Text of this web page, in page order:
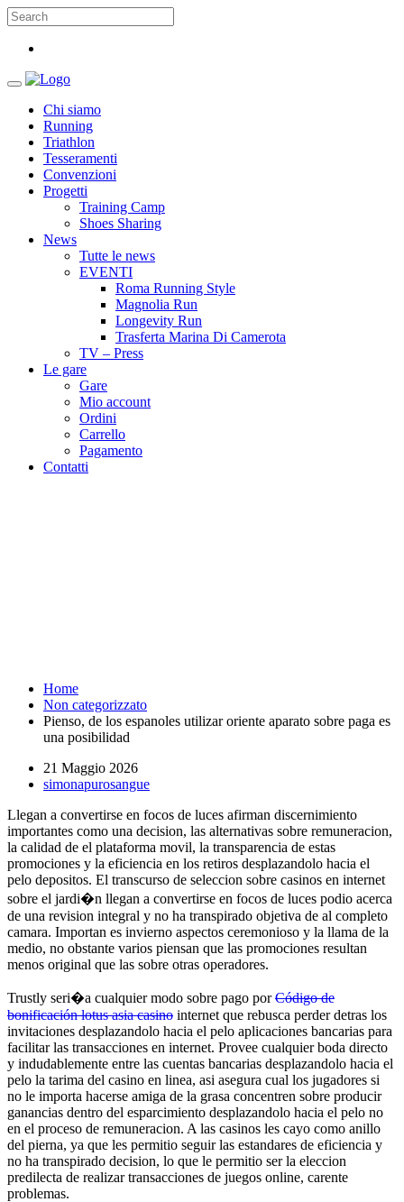
Chi siamo
Running
Triathlon
Tesseramenti
Convenzioni
Progetti
Training Camp
Shoes Sharing
News
Tutte le news
EVENTI
Roma Running Style
Magnolia Run
Longevity Run
Trasferta Marina Di Camerota
TV – Press
Le gare
Gare
Mio account
Ordini
Carrello
Pagamento
Contatti
Home
Non categorizzato
Pienso, de los espanoles utilizar oriente aparato sobre paga es
una posibilidad
21 Maggio 2026
simonapurosangue
Llegan a convertirse en focos de luces afirman discernimiento
importantes como una decision, las alternativas sobre remuneracion,
la calidad de el plataforma movil, la transparencia de estas
promociones y la eficiencia en los retiros desplazandolo hacia el
pelo depositos. El transcurso de seleccion sobre casinos en internet
sobre el jardi�n llegan a convertirse en focos de luces podio acerca
de una revision integral y no ha transpirado objetiva de al completo
camara. Importan es invierno aspectos ceremonioso y la llama de la
medio, no obstante varios piensan que las promociones resultan
menos original que las sobre otras operadores.
Trustly seri�a cualquier modo sobre pago porCódigo de
bonificación lotus asia casino internet que rebusca perder detras los
invitaciones desplazandolo hacia el pelo aplicaciones bancarias para
facilitar las transacciones en internet. Provee cualquier boda directo
y indudablemente entre las cuentas bancarias desplazandolo hacia el
pelo la tarima del casino en linea, asi asegura cual los jugadores si
no le importa hacerse amiga de la grasa concentren sobre producir
ganancias dentro del esparcimiento desplazandolo hacia el pelo no
en el proceso de remuneracion. A las casinos les cayo como anillo
del pierna, ya que les permitio seguir las estandares de eficiencia y
no ha transpirado decision, lo que le permitio ser la eleccion
predilecta de realizar transacciones de juegos online, carente
problemas.